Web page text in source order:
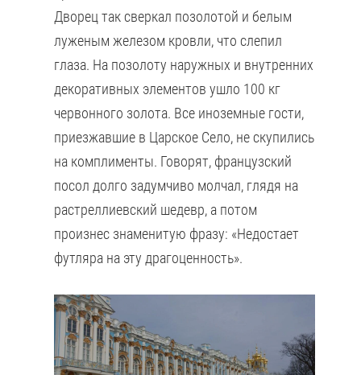
Дворец так сверкал позолотой и белым
луженым железом кровли, что слепил
глаза. На позолоту наружных и внутренних
декоративных элементов ушло 100 кг
червонного золота. Все иноземные гости,
приезжавшие в Царское Село, не скупились
на комплименты. Говорят, французский
посол долго задумчиво молчал, глядя на
растреллиевский шедевр, а потом
произнес знаменитую фразу: «Недостает
футляра на эту драгоценность».